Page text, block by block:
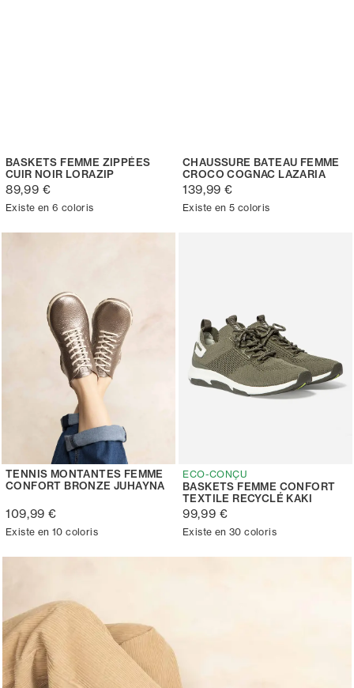
BASKETS FEMME ZIPPÉES
CUIR NOIR LORAZIP
89,99 €
Existe en 6 coloris
CHAUSSURE BATEAU FEMME
CROCO COGNAC LAZARIA
139,99 €
Existe en 5 coloris
TENNIS MONTANTES FEMME
CONFORT BRONZE JUHAYNA
109,99 €
Existe en 10 coloris
ECO-CONÇU
BASKETS FEMME CONFORT
TEXTILE RECYCLÉ KAKI
99,99 €
Existe en 30 coloris